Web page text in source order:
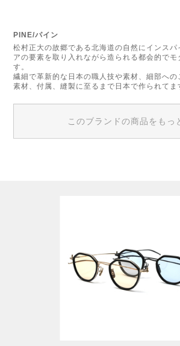
PINE/パイン
松村正大の故郷である北海道の自然にインスパ
アの要素を取り入れながら造られる都会的で
す。
繊細で革新的な日本の職人技や素材、細部への
素材、付属、縫製に至るまで日本で作られてま
このブランドの商品をもっ